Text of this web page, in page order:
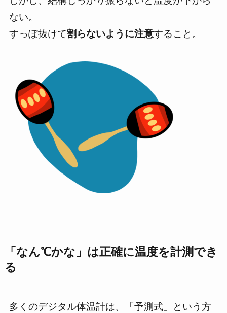
ない。
すっぽ抜けて割らないように注意すること。
「なん℃かな」は正確に温度を計測でき
る
多くのデジタル体温計は、 「予測式」
という方